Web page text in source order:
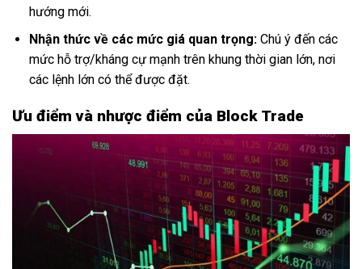
hướng mới.
Nhận thức về các mức giá quan trọng:Chú ý đến các
mức hỗ trợ/kháng cự mạnh trên khung thời gian lớn, nơi
các lệnh lớn có thể được đặt.
Ưu điểm và nhược điểm của Block Trade